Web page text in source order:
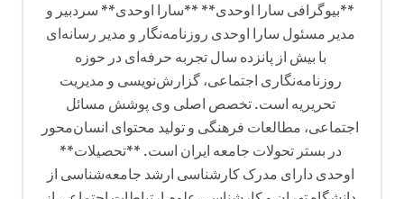
**بیوگرافی سارا اوحدی** **سارا اوحدی** سردبیر و
مدیر مسئول سارا اوحدی روزنامه‌نگار و مدیر رسانه‌ای
با بیش از پانزده سال تجربه حرفه‌ای در حوزه
روزنامه‌نگاری اجتماعی، گزارش‌نویسی و مدیریت
تحریریه است. تخصص اصلی وی پوشش مسائل
اجتماعی، مطالعات فرهنگی و تولید محتوای انسان‌محور
در بستر تحولات جامعه ایران است. **تحصیلات**
اوحدی دارای مدرک کارشناسی ارشد جامعه‌شناسی از